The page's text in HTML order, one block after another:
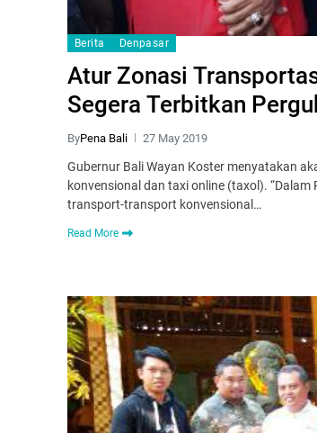
Berita Denpasar
Atur Zonasi
Segera Terbitkan
ByPena Bali 27 May 2019
Gubernur Bali Wayan Koster menyatakan
konvensional dan taxi online (taxol).
transport-transport konvensional…
Read More